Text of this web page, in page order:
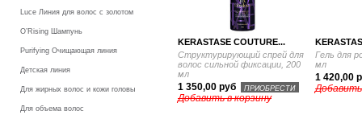
KERASTASE COUTURE...
Структурирующий спрей для
волос сильной фиксации, 200
мл
1 350,00 руб ПРИОБРЕСТИ
Добавить в корзину
Гель для
мл
1 420,00
Добавить
Luce Линия для волос с золотом
O’Rising Шампунь
Purifying Очищающая линия
Детская линия
Для жирных волос и кожи головы
Для объема волос